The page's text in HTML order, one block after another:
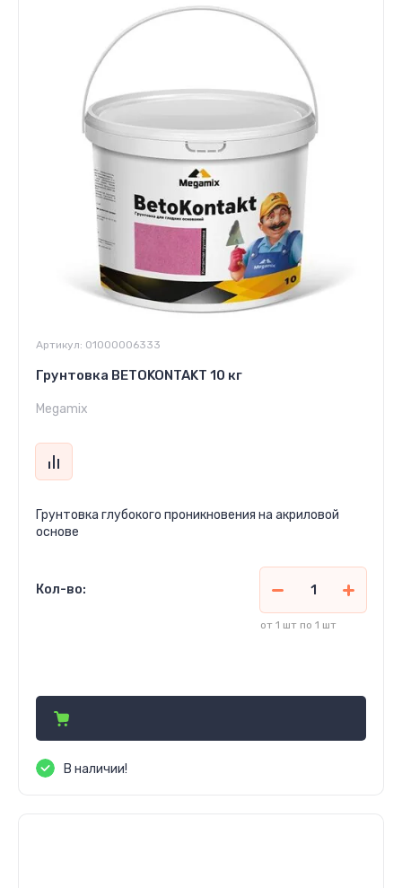
Артикул: 01000006333
Грунтовка BETOKONTAKT 10 кг
Megamix
Грунтовка глубокого проникновения на акриловой
основе
Кол-во:
от 1 шт по 1 шт
В наличии!